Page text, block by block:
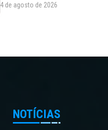
4 de agosto de 2026
NOTÍCIAS